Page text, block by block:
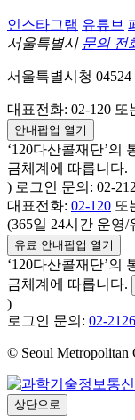
인스타그램 유튜브
서울특별시 문의 전
서울특별시청
대표전화: 02-120 또
안내팝업 열기
‘120다산콜재단’의
금체계에 따릅니다.
) 로그인 문의: 02-
대표전화: 02-120 또
(365일 24시간 운영/
유료 안내팝업 열기
‘120다산콜재단’의
금체계에 따릅니다.
)
로그인 문의: 02-
© Seoul Metropolitan
상단으로